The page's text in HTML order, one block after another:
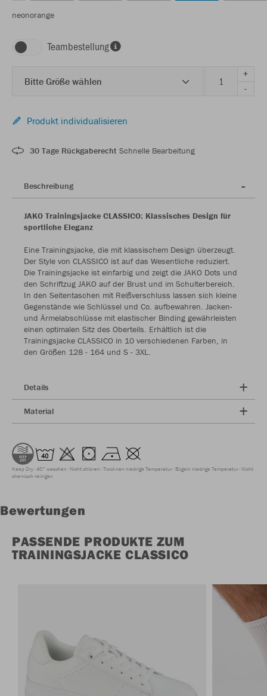
neonorange
Teambestellung
Bitte Größe wählen
+
-
Produkt individualisieren
30 Tage Rückgaberecht Schnelle Bearbeitung
Beschreibung
JAKO Trainingsjacke CLASSICO: Klassisches Design für
sportliche Eleganz
Eine Trainingsjacke, die mit klassischem Design überzeugt.
Der Style von CLASSICO ist auf das Wesentliche reduziert.
Die Trainingsjacke ist einfarbig und zeigt die JAKO Dots und
den Schriftzug JAKO auf der Brust und im Schulterbereich.
In den Seitentaschen mit Reißverschluss lassen sich kleine
Gegenstände wie Schlüssel und Co. aufbewahren. Jacken-
und Ärmelabschlüsse mit elastischer Binding gewährleisten
einen optimalen Sitz des Oberteils. Erhältlich ist die
Trainingsjacke CLASSICO in 10 verschiedenen Farben, in
den Größen 128 - 164 und S - 3XL.
Details
Material
Keep Dry 40° waschen Nicht chloren Trocknen niedrige Temperatur Bügeln niedrige Temperatur Nicht
chemisch reinigen
Bewertungen
PASSENDE PRODUKTE ZUM
TRAININGSJACKE CLASSICO